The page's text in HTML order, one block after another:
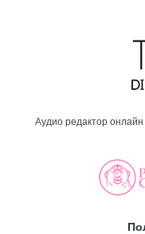
Аудио редактор онлайн